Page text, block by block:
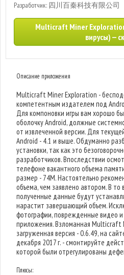
Разработчик: 四川百秦科技有限公司
Multicraft Miner
вирусы) —
Описание приложения
Multicraft Miner Exploration -
компетентным издателем под
Для компоновки игры вам хорошо
оболочку Android, должные
от извлеченной версии. Для
Android - 4.1 и выше. Обдуманно
установки, так как это
разработчиков. Впоследствии
телефоне вакантного объема
размер - 74M. Настоятельно
объема, чем заявлено автором. В то
полученные данные будут
нарастит завершающий объем.
фотографии, поврежденные видео
приложения. Взломанная Multicraft
загруженная версия - 0.6.49, на
декабря 2017 г. - смонтируйте
которой были отрегулированы
Плюсы: